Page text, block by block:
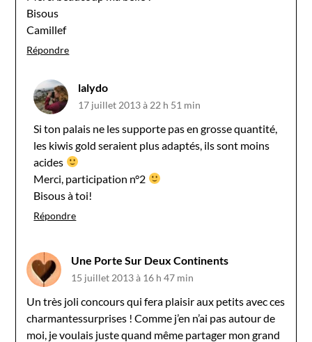
Bisous
Camillef
Répondre
lalydo
17 juillet 2013 à 22 h 51 min
Si ton palais ne les supporte pas en grosse quantité,
les kiwis gold seraient plus adaptés, ils sont moins
acides
Merci, participation n°2
Bisous à toi!
Répondre
Une Porte Sur Deux Continents
15 juillet 2013 à 16 h 47 min
Un très joli concours qui fera plaisir aux petits avec ces
charmantessurprises ! Comme j’en n’ai pas autour de
moi, je voulais juste quand même partager mon grand